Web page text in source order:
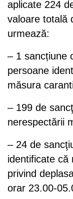
aplicate 224
valoare totală
urmează:
– 1 sancțiune
persoane
măsura
– 199 de
nerespectării
– 24 de
identificate că
privind
orar 23.00-